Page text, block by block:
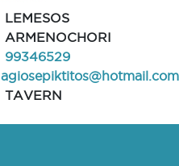
LEMESOS
ARMENOCHORI
99346529
agiosepiktitos@hotmail.com
TAVERN